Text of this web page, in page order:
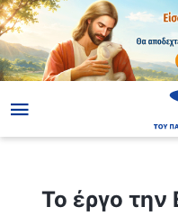
Το έργο την Εποχή του
Το έργο